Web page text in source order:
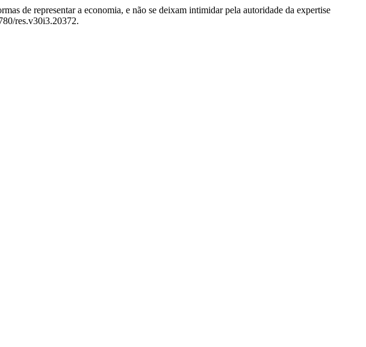
de representar a economia, e não se deixam intimidar pela autoridade da expertise
res.v30i3.20372.